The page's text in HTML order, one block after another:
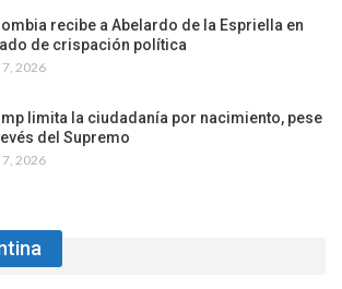
recibe a Abelardo de la Espriella en
de crispación política
7, 2026
limita la ciudadanía por nacimiento, pese
del Supremo
7, 2026